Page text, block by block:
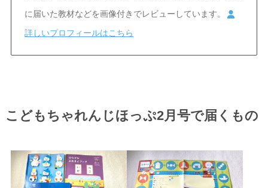
に届いた教材などを画像付きでレビューしています。
詳しいプロフィールはこちら
こどもちゃれんじほっぷ2月号で届くもの